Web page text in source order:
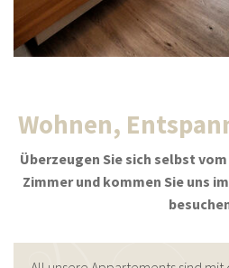
Wohnen,
Überzeugen Sie sich selbst
Zimmer und kommen Sie uns